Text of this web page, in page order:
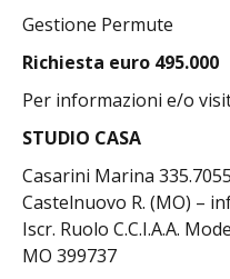
Gestione Permute
Richiesta euro 495.000
Per informazioni e/o
STUDIO CASA
Casarini Marina
Castelnuovo R. (MO) –
Iscr. Ruolo C.C.I.A.A.
MO 399737